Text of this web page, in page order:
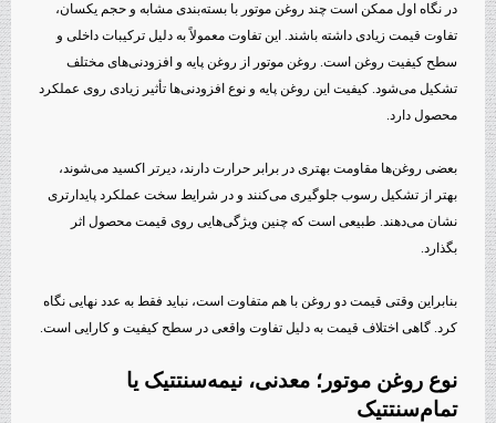
در نگاه اول ممکن است چند روغن موتور با بسته‌بندی مشابه و حجم یکسان،
تفاوت قیمت زیادی داشته باشند. این تفاوت معمولاً به دلیل ترکیبات داخلی و
سطح کیفیت روغن است. روغن موتور از روغن پایه و افزودنی‌های مختلف
تشکیل می‌شود. کیفیت این روغن پایه و نوع افزودنی‌ها تأثیر زیادی روی عملکرد
محصول دارد.
بعضی روغن‌ها مقاومت بهتری در برابر حرارت دارند، دیرتر اکسید می‌شوند،
بهتر از تشکیل رسوب جلوگیری می‌کنند و در شرایط سخت عملکرد پایدارتری
نشان می‌دهند. طبیعی است که چنین ویژگی‌هایی روی قیمت محصول اثر
بگذارد.
بنابراین وقتی قیمت دو روغن با هم متفاوت است، نباید فقط به عدد نهایی نگاه
کرد. گاهی اختلاف قیمت به دلیل تفاوت واقعی در سطح کیفیت و کارایی است.
نوع روغن موتور؛ معدنی، نیمه‌سنتتیک یا
تمام‌سنتتیک